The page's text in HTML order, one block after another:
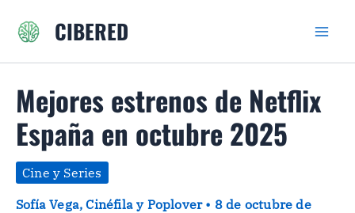
CIBERED
Mejores estrenos de Netflix
España en octubre 2025
Cine y Series
Sofía Vega, Cinéfila y Poplover • 8 de octubre de